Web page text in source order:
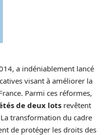
a indéniablement lancé
visant à améliorer la
Parmi ces réformes,
de deux lots revêtent
transformation du cadre
de protéger les droits des